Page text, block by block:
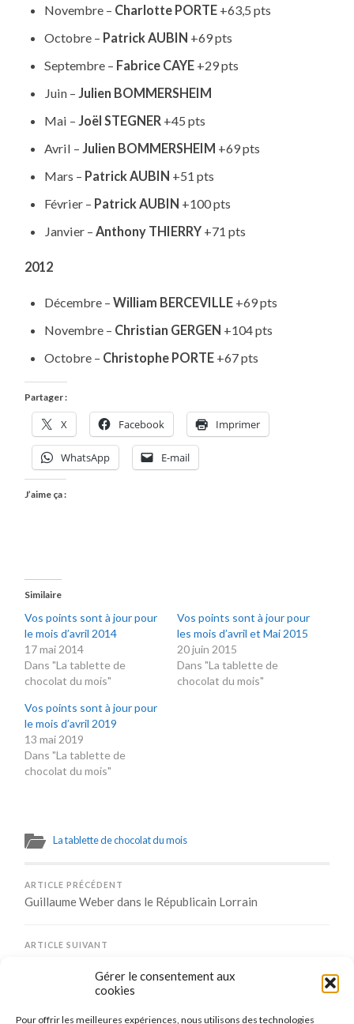
Gérer le consentement aux
cookies
Pour offrir les meilleures expériences, nous utilisons des technologies
Novembre – Charlotte PORTE+63,5 pts
Octobre – Patrick AUBIN +69 pts
Septembre – Fabrice CAYE+29 pts
Juin – Julien BOMMERSHEIM
Mai – Joël STEGNER+45 pts
Avril – Julien BOMMERSHEIM +69 pts
Mars – Patrick AUBIN +51 pts
Février – Patrick AUBIN +100 pts
Janvier – Anthony THIERRY+71 pts
2012
Décembre – William BERCEVILLE+69 pts
Novembre – Christian GERGEN +104 pts
Octobre – Christophe PORTE+67 pts
Partager :
X Facebook Imprimer
WhatsApp E-mail
J’aime ça :
Similaire
Vos points sont à jour pour
le mois d’avril 2014
17 mai 2014
Dans "La tablette de
chocolat du mois"
Vos points sont à jour pour
les mois d’avril et Mai 2015
20 juin 2015
Dans "La tablette de
chocolat du mois"
Vos points sont à jour pour
le mois d’avril 2019
13 mai 2019
Dans "La tablette de
chocolat du mois"
La tablette de chocolat du mois
ARTICLE PRÉCÉDENT
Guillaume Weber dans le Républicain Lorrain
ARTICLE SUIVANT